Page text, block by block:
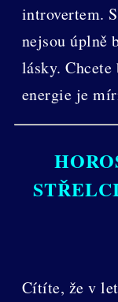
introvertem.
nejsou úplně
lásky.
energie je
Cítíte, že v